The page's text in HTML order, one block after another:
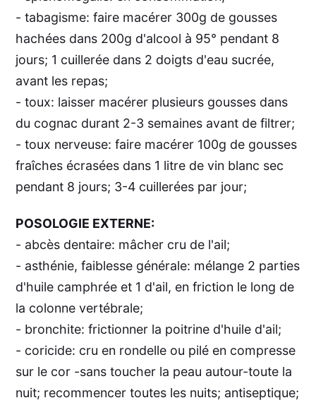
- tabagisme: faire macérer 300g de gousses
hachées dans 200g d'alcool à 95° pendant 8
jours; 1 cuillerée dans 2 doigts d'eau sucrée,
avant les repas;
- toux: laisser macérer plusieurs gousses dans
du cognac durant 2-3 semaines avant de filtrer;
- toux nerveuse: faire macérer 100g de gousses
fraîches écrasées dans 1 litre de vin blanc sec
pendant 8 jours; 3-4 cuillerées par jour;
POSOLOGIE EXTERNE:
- abcès dentaire: mâcher cru de l'ail;
- asthénie, faiblesse générale: mélange 2 parties
d'huile camphrée et 1 d'ail, en friction le long de
la colonne vertébrale;
- bronchite: frictionner la poitrine d'huile d'ail;
- coricide: cru en rondelle ou pilé en compresse
sur le cor -sans toucher la peau autour-toute la
nuit; recommencer toutes les nuits; antiseptique;